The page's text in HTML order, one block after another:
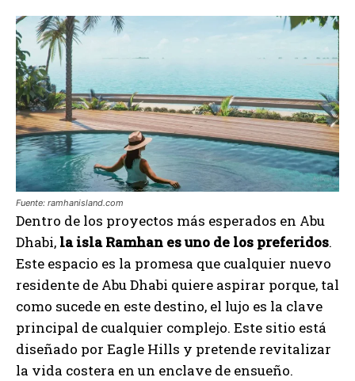
Fuente: ramhanisland.com
Dentro de los proyectos más esperados en Abu
Dhabi, la isla Ramhan es uno de los preferidos.
Este espacio es la promesa que cualquier nuevo
residente de Abu Dhabi quiere aspirar porque, tal
como sucede en este destino, el lujo es la clave
principal de cualquier complejo. Este sitio está
diseñado por Eagle Hills y pretende revitalizar
la vida costera en un enclave de ensueño.